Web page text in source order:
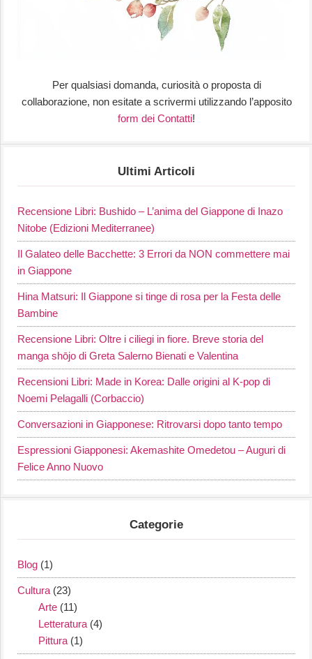
Per qualsiasi domanda, curiosità o proposta di
collaborazione, non esitate a scrivermi utilizzando l’apposito
form dei Contatti!
Ultimi Articoli
Recensione Libri: Bushido – L’anima del Giappone di Inazo
Nitobe (Edizioni Mediterranee)
Il Galateo delle Bacchette: 3 Errori da NON commettere mai
in Giappone
Hina Matsuri: Il Giappone si tinge di rosa per la Festa delle
Bambine
Recensione Libri: Oltre i ciliegi in fiore. Breve storia del
manga shōjo di Greta Salerno Bienati e Valentina
Recensioni Libri: Made in Korea: Dalle origini al K-pop di
Noemi Pelagalli (Corbaccio)
Conversazioni in Giapponese: Ritrovarsi dopo tanto tempo
Espressioni Giapponesi: Akemashite Omedetou – Auguri di
Felice Anno Nuovo
Categorie
Blog (1)
Cultura (23)
Arte (11)
Letteratura (4)
Pittura (1)